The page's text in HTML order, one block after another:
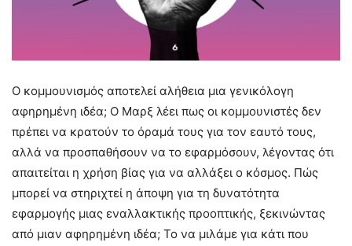
Ο κομμουνισμός αποτελεί αλήθεια μια γενικόλογη
αφηρημένη ιδέα; Ο Μαρξ λέει πως οι κομμουνιστές δεν
πρέπει να κρατούν το όραμά τους για τον εαυτό τους,
αλλά να προσπαθήσουν να το εφαρμόσουν, λέγοντας ότι
απαιτείται η χρήση βίας για να αλλάξει ο κόσμος. Πώς
μπορεί να στηριχτεί η άποψη για τη δυνατότητα
εφαρμογής μιας εναλλακτικής προοπτικής, ξεκινώντας
από μιαν αφηρημένη ιδέα; Το να μιλάμε για κάτι που